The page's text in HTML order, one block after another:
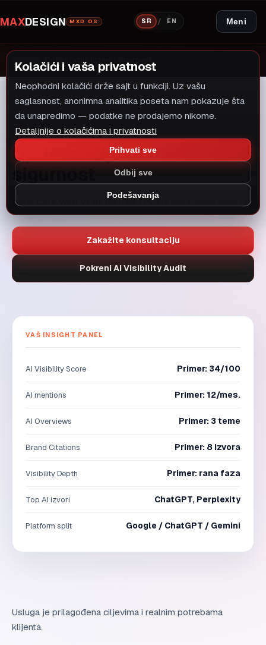
MAXDESIGN MXD OS SR / EN Meni
/Optimizacija brzine i sigurnost
Optimizacija brzine i
sigurnost
Bolje Core Web Vitals metrike i čvrsta sigurnosna osnova.
Zakažite konsultaciju
Pokreni AI Visibility Audit
VAŠ INSIGHT PANEL
AI Visibility Score Primer: 34/100
AI mentions Primer: 12/mes.
AI Overviews Primer: 3 teme
Brand Citations Primer: 8 izvora
Visibility Depth Primer: rana faza
Top AI izvori ChatGPT, Perplexity
Platform split Google / ChatGPT / Gemini
Usluga je prilagođena ciljevima i realnim potrebama
klijenta.
Kolačići i vaša privatnost
Neophodni kolačići drže sajt u funkciji. Uz vašu
saglasnost, anonimna analitika poseta nam pokazuje šta
da unapredimo — podatke ne prodajemo nikome.
Detaljnije o kolačićima i privatnosti
Prihvati sve
Odbij sve
Podešavanja